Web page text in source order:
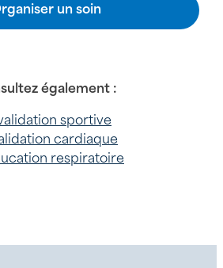
un soin
également :
sportive
cardiaque
respiratoire